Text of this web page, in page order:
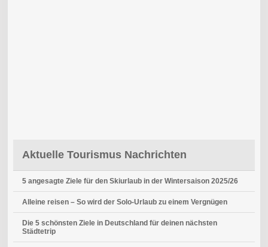
Aktuelle Tourismus Nachrichten
5 angesagte Ziele für den Skiurlaub in der Wintersaison 2025/26
Alleine reisen – So wird der Solo-Urlaub zu einem Vergnügen
Die 5 schönsten Ziele in Deutschland für deinen nächsten
Städtetrip